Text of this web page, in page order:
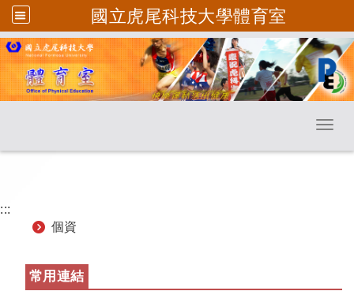
國立虎尾科技大學體育室
跳到主要內容
:::
個資
常用連結